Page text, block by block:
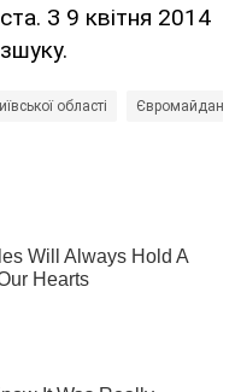
З 9 квітня 2014
області Євромайдан